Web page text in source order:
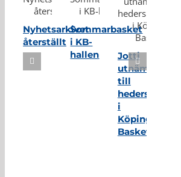
Nyhetsarkivet
återställt
Sommarbasket
i KB-
hallen
Jotti
utnämnd
till
i
Köping
Basket